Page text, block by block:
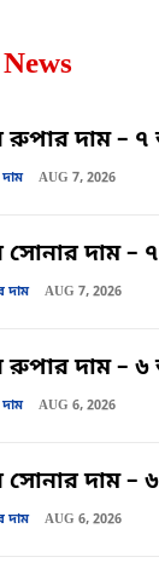
দাম – ৭
AUG 7, 2026
দাম –
দাম AUG 7, 2026
দাম – ৬
AUG 6, 2026
দাম –
দাম AUG 6, 2026